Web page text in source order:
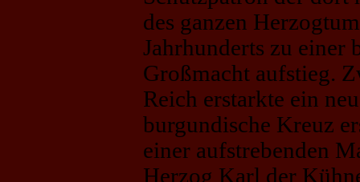
des ganzen
Jahrhunderts zu einer
Großmacht aufstieg.
Reich erstarkte ein
burgundische Kreuz
einer aufstrebenden
Herzog Karl der